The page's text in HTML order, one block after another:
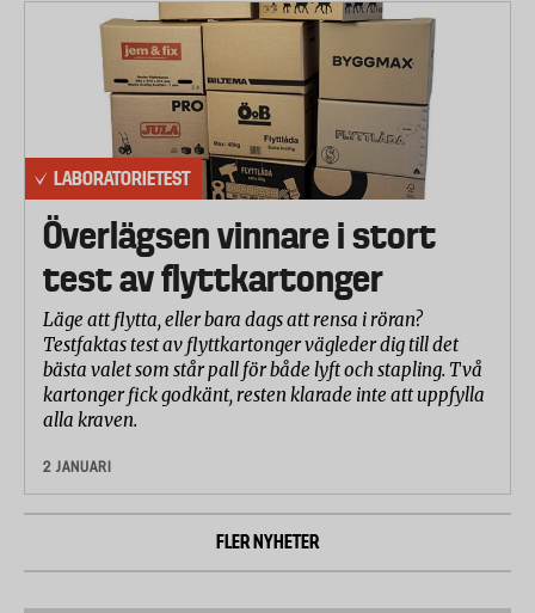
LABORATORIETEST
Överlägsen vinnare i stort
test av flyttkartonger
Läge att flytta, eller bara dags att rensa i röran?
Testfaktas test av flyttkartonger vägleder dig till det
bästa valet som står pall för både lyft och stapling. Två
kartonger fick godkänt, resten klarade inte att uppfylla
alla kraven.
2 JANUARI
FLER NYHETER